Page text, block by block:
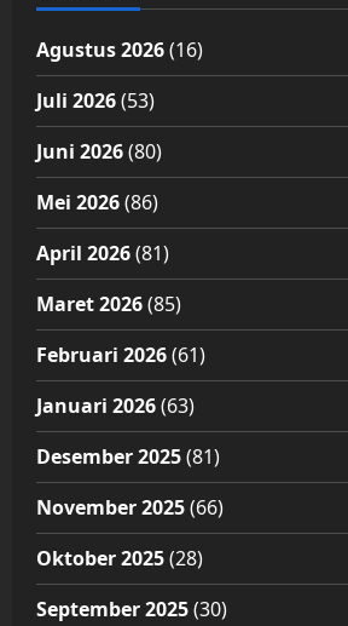
Agustus 2026(16)
Juli 2026(53)
Juni 2026(80)
Mei 2026(86)
April 2026(81)
Maret 2026(85)
Februari 2026(61)
Januari 2026(63)
Desember 2025(81)
November 2025(66)
Oktober 2025(28)
September 2025(30)